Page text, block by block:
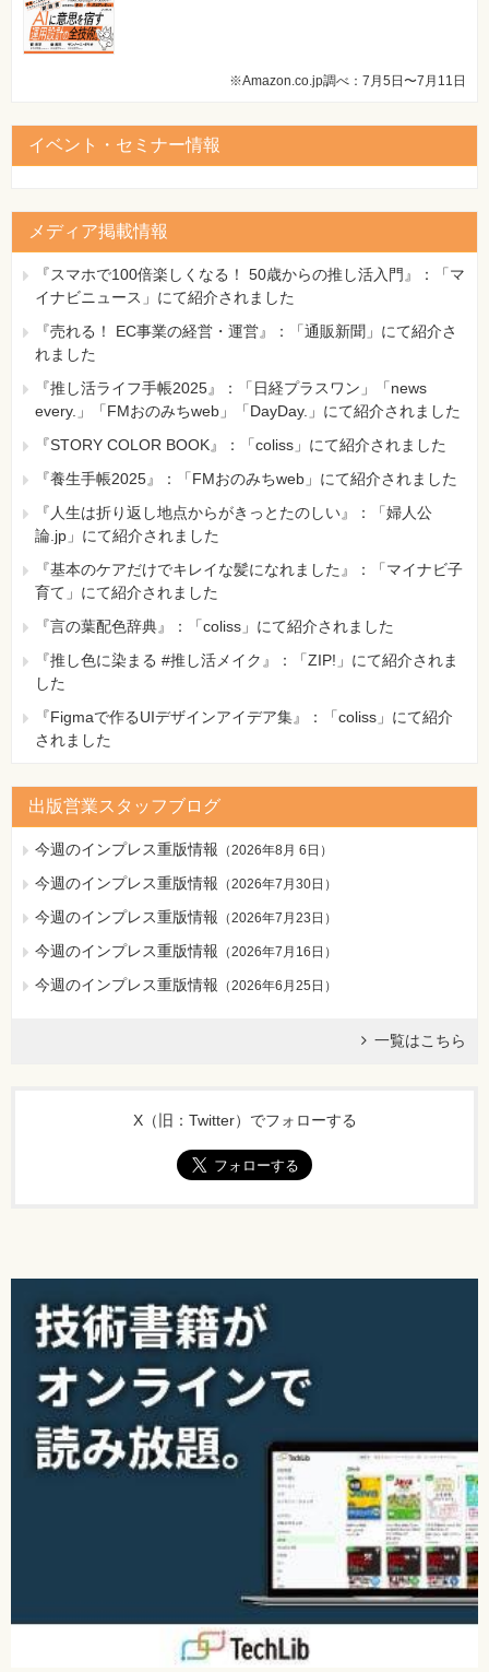
※Amazon.co.jp調べ：7月5日〜7月11日
イベント・セミナー情報
メディア掲載情報
『スマホで100倍楽しくなる！ 50歳からの推し活入門』：「マ
イナビニュース」にて紹介されました
『売れる！ EC事業の経営・運営』：「通販新聞」にて紹介さ
れました
『推し活ライフ手帳2025』：「日経プラスワン」「news
every.」「FMおのみちweb」「DayDay.」にて紹介されました
『STORY COLOR BOOK』：「coliss」にて紹介されました
『養生手帳2025』：「FMおのみちweb」にて紹介されました
『人生は折り返し地点からがきっとたのしい』：「婦人公
論.jp」にて紹介されました
『基本のケアだけでキレイな髪になれました』：「マイナビ子
育て」にて紹介されました
『言の葉配色辞典』：「coliss」にて紹介されました
『推し色に染まる #推し活メイク』：「ZIP!」にて紹介されま
した
『Figmaで作るUIデザインアイデア集』：「coliss」にて紹介
されました
出版営業スタッフブログ
今週のインプレス重版情報 （2026年8月 6日 ）
今週のインプレス重版情報 （2026年7月30日 ）
今週のインプレス重版情報 （2026年7月23日 ）
今週のインプレス重版情報 （2026年7月16日 ）
今週のインプレス重版情報 （2026年6月25日 ）
一覧はこちら
X（旧：Twitter）でフォローする